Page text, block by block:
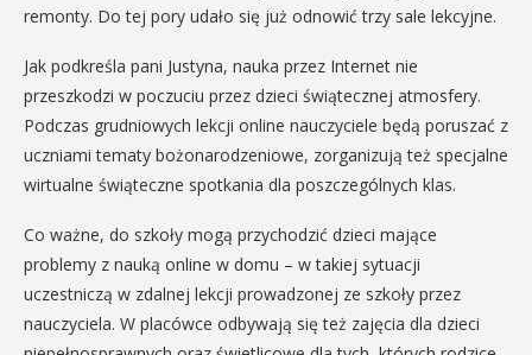
remonty. Do tej pory udało się już odnowić trzy sale lekcyjne.
Jak podkreśla pani Justyna, nauka przez Internet nie
przeszkodzi w poczuciu przez dzieci świątecznej atmosfery.
Podczas grudniowych lekcji online nauczyciele będą poruszać z
uczniami tematy bożonarodzeniowe, zorganizują też specjalne
wirtualne świąteczne spotkania dla poszczególnych klas.
Co ważne, do szkoły mogą przychodzić dzieci mające
problemy z nauką online w domu – w takiej sytuacji
uczestniczą w zdalnej lekcji prowadzonej ze szkoły przez
nauczyciela. W placówce odbywają się też zajęcia dla dzieci